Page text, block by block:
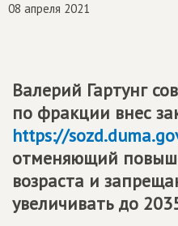
08 апреля 2021
Валерий Гартунг
по фракции внес
https://
отменяющий
возраста и
увеличивать до